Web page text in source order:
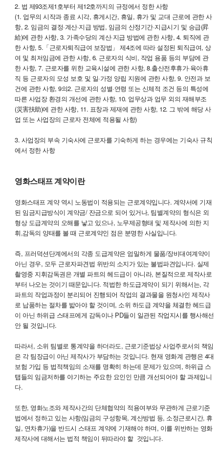
2. 법 제93조제1호부터 제12호까지의 규정에서 정한 사항
(1. 업무의 시작과 종료 시각, 휴게시간, 휴일, 휴가 및 교대 근로에 관한 사
항, 2. 임금의 결정·계산·지급 방법, 임금의 산정기간·지급시기 및 승급(昇
給)에 관한 사항, 3. 가족수당의 계산·지급 방법에 관한 사항, 4. 퇴직에 관
한 사항, 5.「근로자퇴직급여 보장법」 제4조에 따라 설정된 퇴직급여, 상
여 및 최저임금에 관한 사항, 6. 근로자의 식비, 작업 용품 등의 부담에 관
한 사항, 7. 근로자를 위한 교육시설에 관한 사항, 8.출산전후휴가·육아휴
직 등 근로자의 모성 보호 및 일·가정 양립 지원에 관한 사항, 9. 안전과 보
건에 관한 사항, 9의2. 근로자의 성별·연령 또는 신체적 조건 등의 특성에
따른 사업장 환경의 개선에 관한 사항, 10. 업무상과 업무 외의 재해부조
(災害扶助)에 관한 사항, 11. 표창과 제재에 관한 사항, 12. 그 밖에 해당 사
업 또는 사업장의 근로자 전체에 적용될 사항)
3. 사업장의 부속 기숙사에 근로자를 기숙하게 하는 경우에는 기숙사 규칙
에서 정한 사항
영화스태프 계약이란
영화스태프 계약 역시 노동법이 적용되는 근로계약입니다. 계약서에 기재
된 임금지급방식이 계약금/ 잔금으로 되어 있거나, 팀별계약의 형식은 외
형상 도급계약의 오해를 낳고 있으나, 노무제공형태 및 제작사에 의한 지
휘,감독의 양태를 볼 때 근로계약인 점은 분명한 사실입니다.
즉, 프러덕션단계에서의 각종 도급계약은 엄밀하게 물품/장비대여계약이
아닌 경우, 모두 근로자파견법 위반의 소지가 있는 불법파견입니다. 실제
촬영중 지휘감독권은 개별 파트의 헤드급이 아니라, 본질적으로 제작사로
부터 나오는 것이기 때문입니다. 적법한 하도급계약이 되기 위해서는, 각
파트의 작업과정이 분리되어 진행되어 작업의 결과물을 원청사인 제작사
로 납품하는 절차를 밟아야 할 것이며, 소위 하도급 계약을 체결한 헤드급
이 아닌 하위급 스태프에게 감독이나 PD들이 일관된 작업지시를 행사해선
안 될 것입니다.
따라서, 소위 팀별로 통계약을 하더라도, 근로기준법상 사업주로서의 책임
은 각 팀장급이 아닌 제작사가 부담하는 것입니다. 현재 영화계 관행은 4대
보험 가입 등 법적책임의 소재를 명확히 하는데 문제가 있으며, 하위급 스
탭들의 임금저하를 야기하는 주요한 요인인 만큼 개선되어야 할 과제입니
다.
또한, 영화노조와 제작사간의 단체협약의 적용여부와 무관하게 근로기준
법에서 정하고 있는 사항(임금의 구성항목, 계산방법 등, 소정근로시간, 휴
일, 연차휴가)을 반드시 스태프 계약에 기재해야 하며, 이를 위반하는 영화
제작사에 대해서는 법적 책임이 뒤따라야 할 것입니다.